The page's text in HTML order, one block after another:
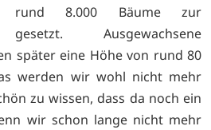
rund 8.000 Bäume zur
gesetzt. Ausgewachsene
später eine Höhe von rund 80
werden wir wohl nicht mehr
zu wissen, dass da noch ein
wir schon lange nicht mehr